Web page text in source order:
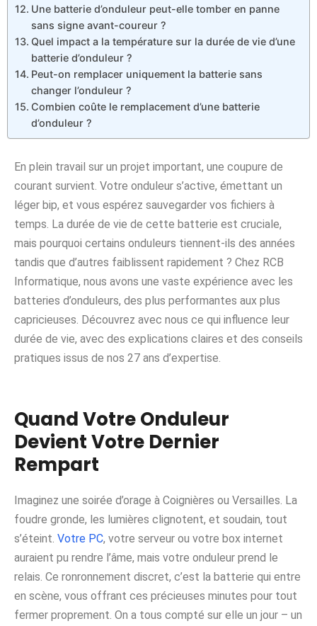
Une batterie d’onduleur peut-elle tomber en panne
sans signe avant-coureur ?
Quel impact a la température sur la durée de vie d’une
batterie d’onduleur ?
Peut-on remplacer uniquement la batterie sans
changer l’onduleur ?
Combien coûte le remplacement d’une batterie
d’onduleur ?
En plein travail sur un projet important, une coupure de
courant survient. Votre onduleur s’active, émettant un
léger bip, et vous espérez sauvegarder vos fichiers à
temps. La durée de vie de cette batterie est cruciale,
mais pourquoi certains onduleurs tiennent-ils des années
tandis que d’autres faiblissent rapidement ? Chez RCB
Informatique, nous avons une vaste expérience avec les
batteries d’onduleurs, des plus performantes aux plus
capricieuses. Découvrez avec nous ce qui influence leur
durée de vie, avec des explications claires et des conseils
pratiques issus de nos 27 ans d’expertise.
Quand Votre Onduleur
Devient Votre Dernier
Rempart
Imaginez une soirée d’orage à Coignières ou Versailles. La
foudre gronde, les lumières clignotent, et soudain, tout
s’éteint. Votre PC, votre serveur ou votre box internet
auraient pu rendre l’âme, mais votre onduleur prend le
relais. Ce ronronnement discret, c’est la batterie qui entre
en scène, vous offrant ces précieuses minutes pour tout
fermer proprement. On a tous compté sur elle un jour – un